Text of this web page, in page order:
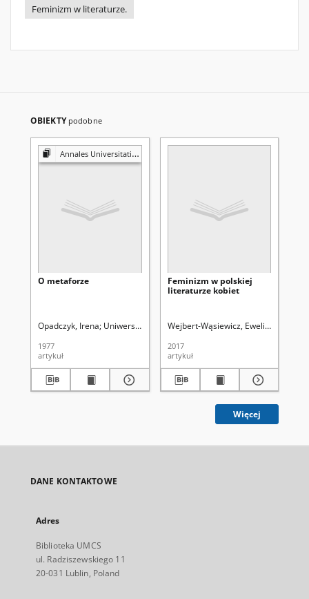
Feminizm w literaturze.
OBIEKTY podobne
Annales Universitatis Mariae Curie-Skłodowska. Sectio I, Philosophia-Sociologia
O metaforze
Opadczyk, Irena Uniwersytet Marii Curie-Skłodowskiej (Lublin)
1977
artykuł
Feminizm w polskiej
literaturze kobiet
Wejbert-Wąsiewicz, Ewelina
2017
artykuł
Więcej
DANE KONTAKTOWE
Adres
Biblioteka UMCS
ul. Radziszewskiego 11
20-031 Lublin, Poland